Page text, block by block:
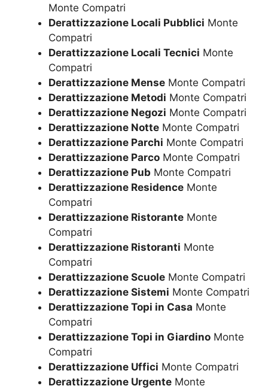
Monte Compatri
Derattizzazione Locali Pubblici Monte
Compatri
Derattizzazione Locali Tecnici Monte
Compatri
Derattizzazione Mense Monte Compatri
Derattizzazione Metodi Monte Compatri
Derattizzazione Negozi Monte Compatri
Derattizzazione Notte Monte Compatri
Derattizzazione Parchi Monte Compatri
Derattizzazione Parco Monte Compatri
Derattizzazione Pub Monte Compatri
Derattizzazione Residence Monte
Compatri
Derattizzazione Ristorante Monte
Compatri
Derattizzazione Ristoranti Monte
Compatri
Derattizzazione Scuole Monte Compatri
Derattizzazione Sistemi Monte Compatri
Derattizzazione Topi in Casa Monte
Compatri
Derattizzazione Topi in Giardino Monte
Compatri
Derattizzazione Uffici Monte Compatri
Derattizzazione Urgente Monte